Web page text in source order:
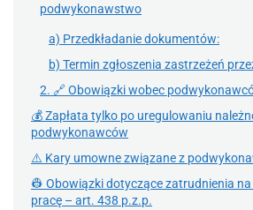
podwykonawstwo
a) Przedkładanie dokumentów:
b) Termin zgłoszenia zastrzeżeń
2. 🔗 Obowiązki wobec
💰 Zapłata tylko po uregulowaniu
podwykonawców
⚠️ Kary umowne związane z
👷 Obowiązki dotyczące zatrudnienia
pracę – art. 438 p.z.p.